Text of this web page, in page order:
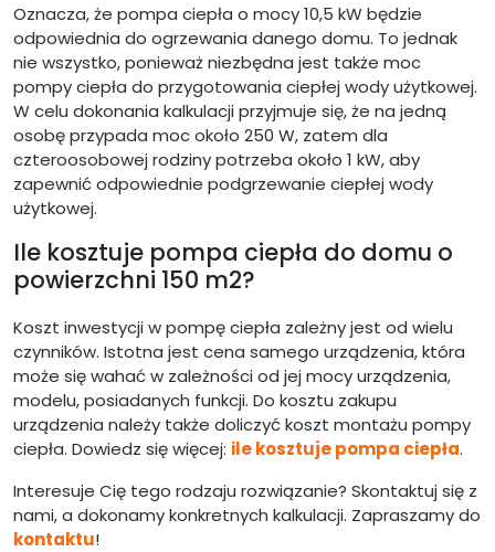
Oznacza, że pompa ciepła o mocy 10,5 kW będzie
odpowiednia do ogrzewania danego domu. To jednak
nie wszystko, ponieważ niezbędna jest także moc
pompy ciepła do przygotowania ciepłej wody użytkowej.
W celu dokonania kalkulacji przyjmuje się, że na jedną
osobę przypada moc około 250 W, zatem dla
czteroosobowej rodziny potrzeba około 1 kW, aby
zapewnić odpowiednie podgrzewanie ciepłej wody
użytkowej.
Ile kosztuje pompa ciepła do domu o
powierzchni 150 m2?
Koszt inwestycji w pompę ciepła zależny jest od wielu
czynników. Istotna jest cena samego urządzenia, która
może się wahać w zależności od jej mocy urządzenia,
modelu, posiadanych funkcji. Do kosztu zakupu
urządzenia należy także doliczyć koszt montażu pompy
ciepła. Dowiedz się więcej: ile kosztuje pompa ciepła.
Interesuje Cię tego rodzaju rozwiązanie? Skontaktuj się z
nami, a dokonamy konkretnych kalkulacji. Zapraszamy do
kontaktu!